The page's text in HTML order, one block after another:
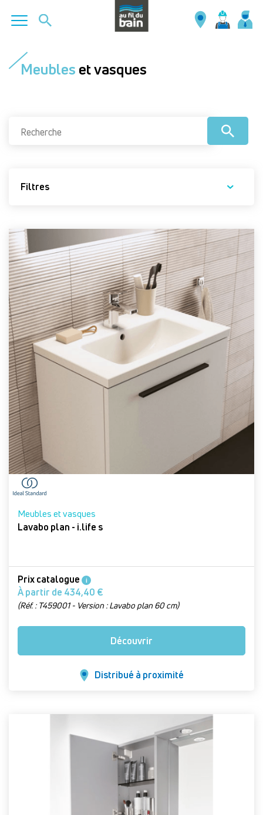
contenuMeubles et vasques
Filtres
Meubles et vasques
Lavabo plan - i.life s
Prix catalogue i
À partir de 434,40 €
(Réf. : T459001 - Version : Lavabo plan 60 cm)
Découvrir
Distribué à proximité